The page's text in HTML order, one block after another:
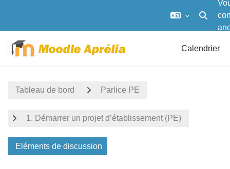
Activer/
Calendrier
Tableau de bord Parlice PE
1. Démarrer un projet d’établissement (PE)
Eléments de discussion